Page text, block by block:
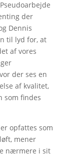
der
Dennis
til lyd for, at
af vores
der ses en
af kvalitet,
som findes
opfattes som
mener
nærmere i sit